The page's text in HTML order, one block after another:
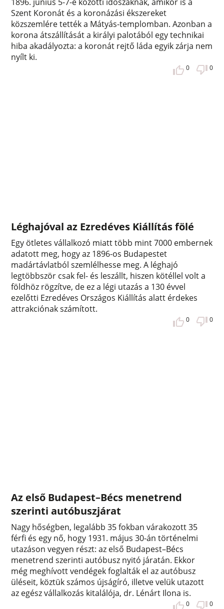
Szent Koronát és a koronázási ékszereket
közszemlére tették a Mátyás-templomban. Azonban a
korona átszállítását a királyi palotából egy technikai
hiba akadályozta: a koronát rejtő láda egyik zárja nem
nyílt ki.
0 0
Léghajóval az Ezredéves Kiállítás fölé
Egy ötletes vállalkozó miatt több mint 7000 embernek
adatott meg, hogy az 1896-os Budapestet
madártávlatból szemlélhesse meg. A léghajó
legtöbbször csak fel- és leszállt, hiszen kötéllel volt a
földhöz rögzítve, de ez a légi utazás a 130 évvel
ezelőtti Ezredéves Országos Kiállítás alatt érdekes
attrakciónak számított.
0 0
Az első Budapest–Bécs menetrend
szerinti autóbuszjárat
Nagy hőségben, legalább 35 fokban várakozott 35
férfi és egy nő, hogy 1931. május 30-án történelmi
utazáson vegyen részt: az első Budapest–Bécs
menetrend szerinti autóbusz nyitó járatán. Ekkor
még meghívott vendégek foglalták el az autóbusz
üléseit, köztük számos újságíró, illetve velük utazott
az egész vállalkozás kitalálója, dr. Lénárt Ilona is.
0 0